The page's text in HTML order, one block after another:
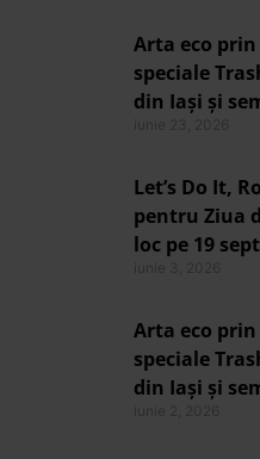
Arta eco
speciale
din Iași și
Let’s Do It,
pentru Ziua
loc pe 19
Arta eco
speciale
din Iași și